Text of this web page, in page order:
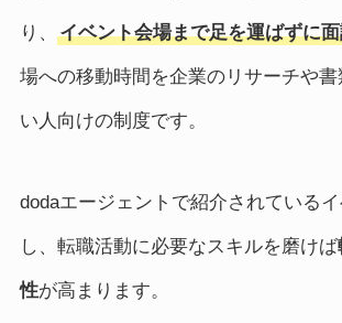
り、 イベント会場まで足を運ばずに
場への移動時間を企業のリサーチや
い人向けの制度です。
dodaエージェントで紹介されている
し、転職活動に必要なスキルを磨けば
性が高まります。